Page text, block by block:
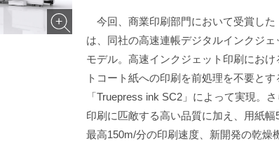
今回、商業印刷部門において受賞した
は、同社の高速連帳デジタルインクジ
モデル。高速インクジェット印刷にお
トコート紙への印刷を前処理を不要と
「Truepress ink SC2」によって実現。
印刷に匹敵する高い品質に加え、用紙幅
最高150m/分の印刷速度、新開発の乾燥